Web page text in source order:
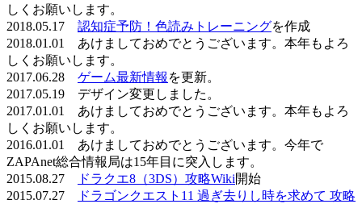
しくお願いします。
2018.05.17 認知症予防！色読みトレーニングを作成
2018.01.01 あけましておめでとうございます。本年もよろ
しくお願いします。
2017.06.28 ゲーム最新情報 を更新。
2017.05.19 デザイン変更しました。
2017.01.01 あけましておめでとうございます。本年もよろ
しくお願いします。
2016.01.01 あけましておめでとうございます。今年で
ZAPAnet総合情報局は15年目に突入します。
2015.08.27
ドラクエ8（3DS）攻略Wiki開始
2015.07.27
ドラゴンクエスト11 過ぎ去りし時を求めて 攻略